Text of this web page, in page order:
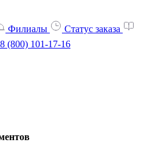
Филиалы
Статус заказа
8 (800) 101-17-16